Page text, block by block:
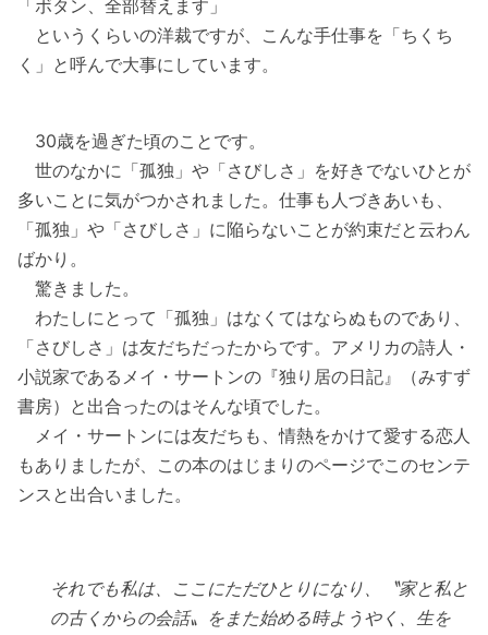
「ボタン、全部替えます」
というくらいの洋裁ですが、こんな手仕事を「ちくち
く」と呼んで大事にしています。
30歳を過ぎた頃のことです。
世のなかに「孤独」や「さびしさ」を好きでないひとが
多いことに気がつかされました。仕事も人づきあいも、
「孤独」や「さびしさ」に陥らないことが約束だと云わん
ばかり。
驚きました。
わたしにとって「孤独」はなくてはならぬものであり、
「さびしさ」は友だちだったからです。アメリカの詩人・
小説家であるメイ・サートンの『独り居の日記』（みすず
書房）と出合ったのはそんな頃でした。
メイ・サートンには友だちも、情熱をかけて愛する恋人
もありましたが、この本のはじまりのページでこのセンテ
ンスと出合いました。
それでも私は、ここにただひとりになり、〝家と私と
の古くからの会話〟をまた始める時ようやく、生を